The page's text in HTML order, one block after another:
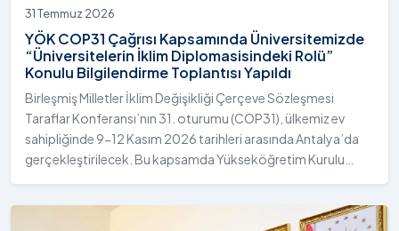
31 Temmuz 2026
YÖK COP31 Çağrısı Kapsamında Üniversitemizde
“Üniversitelerin İklim Diplomasisindeki Rolü”
Konulu Bilgilendirme Toplantısı Yapıldı
Birleşmiş Milletler İklim Değişikliği Çerçeve Sözleşmesi
Taraflar Konferansı’nın 31. oturumu (COP31), ülkemiz ev
sahipliğinde 9-12 Kasım 2026 tarihleri arasında Antalya’da
gerçekleştirilecek. Bu kapsamda Yükseköğretim Kurulu
31 Temmuz 2026 tarihinde bu çağrıya yönelik bir ön hazırlık